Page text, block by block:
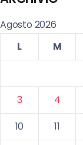
Agosto 2026
L
M
3
4
10
11